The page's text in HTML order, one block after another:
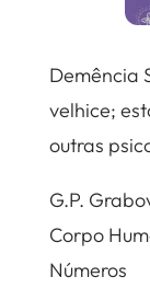
Demência
velhice;
outras
G.P.
Corpo
Números